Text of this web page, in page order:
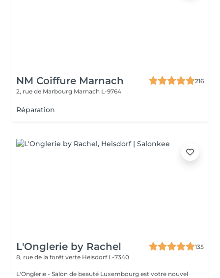
NM Coiffure Marnach
216
2, rue de Marbourg Marnach L-9764
Réparation
L'Onglerie by Rachel
135
8, rue de la forêt verte Heisdorf L-7340
L'Onglerie - Salon de beauté Luxembourg est votre nouvel